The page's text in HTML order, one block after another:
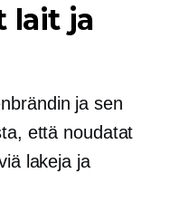
lait ja
ja sen
että noudatat
lakeja ja